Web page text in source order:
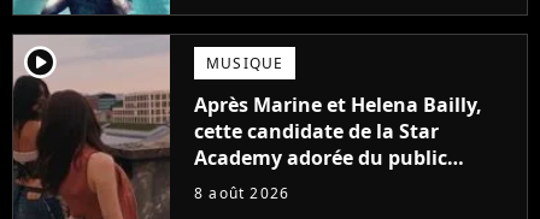
player2 MUSIQUE
Après Marine et Helena Bailly,
cette candidate de la Star
Academy adorée du public
annonce son premier album,
8 août 2026